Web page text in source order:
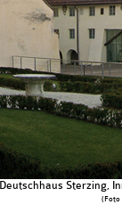
Deutschhaus Sterzing,
(Foto